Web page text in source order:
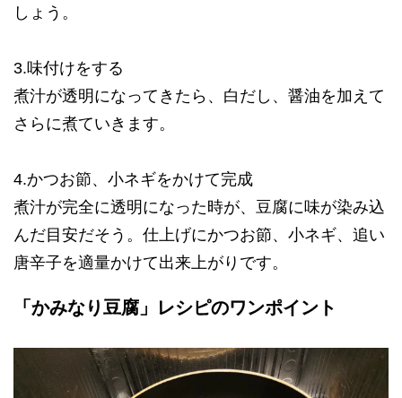
しょう。
3.味付けをする
煮汁が透明になってきたら、白だし、醤油を加えて
さらに煮ていきます。
4.かつお節、小ネギをかけて完成
煮汁が完全に透明になった時が、豆腐に味が染み込
んだ目安だそう。仕上げにかつお節、小ネギ、追い
唐辛子を適量かけて出来上がりです。
「かみなり豆腐」レシピのワンポイント